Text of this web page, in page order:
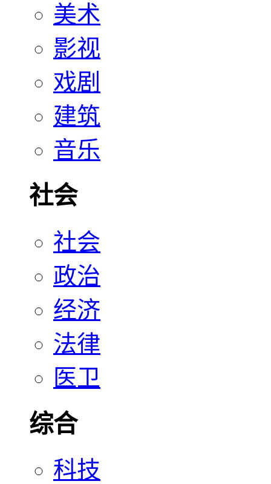
美术
影视
戏剧
建筑
音乐
社会
社会
政治
经济
法律
医卫
综合
科技